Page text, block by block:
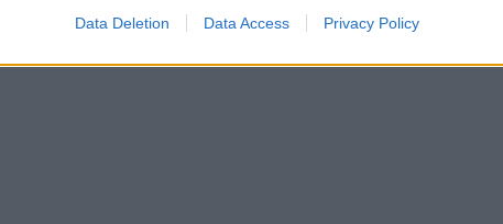
Data Deletion Data Access Privacy Policy